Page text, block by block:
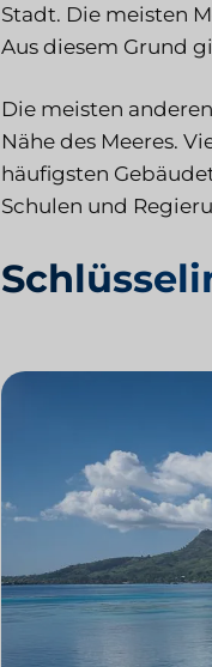
Stadt. Die meisten
Aus diesem Grund
Die meisten
Nähe des Meeres.
häufigsten
Schulen und